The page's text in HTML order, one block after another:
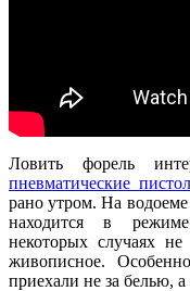
Ловить форель
пневматические
рано утром. На
находится в
некоторых случаях
живописное.
приехали не за белью,